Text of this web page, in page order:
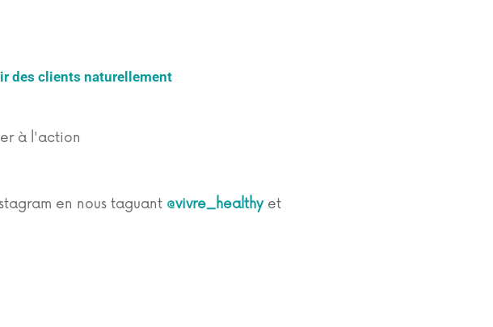
des clients naturellement
en nous taguant @vivre_healthyet